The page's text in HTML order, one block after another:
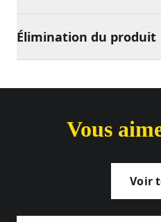
Élimination du produit
Vous
Voir